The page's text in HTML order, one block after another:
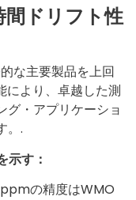
間ドリフト性
な主要製品を上回
により、卓越した測
グ・アプリケーショ
。.
示す：
の精度はWMO